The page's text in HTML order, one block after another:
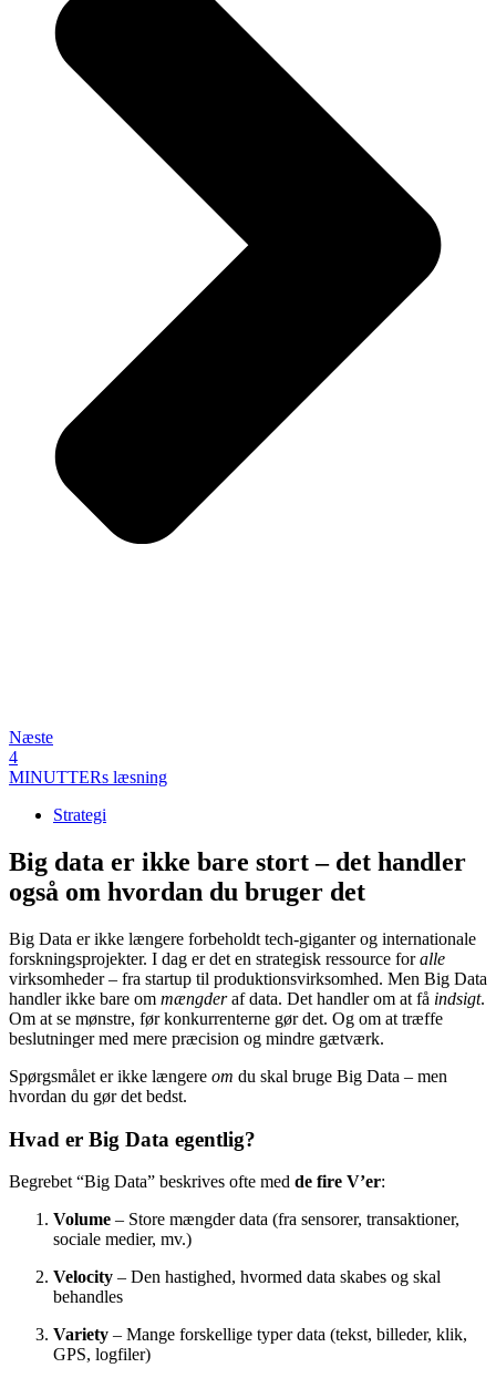
Næste
4
MINUTTERs læsning
Strategi
Big data er ikke bare stort – det handler
også om hvordan du bruger det
Big Data er ikke længere forbeholdt tech-giganter og internationale
forskningsprojekter. I dag er det en strategisk ressource foralle
virksomheder – fra startup til produktionsvirksomhed. Men Big Data
handler ikke bare om mængderaf data. Det handler om at få indsigt.
Om at se mønstre, før konkurrenterne gør det. Og om at træffe
beslutninger med mere præcision og mindre gætværk.
Spørgsmålet er ikke længere om du skal bruge Big Data – men
hvordan du gør det bedst.
Hvad er Big Data egentlig?
Begrebet “Big Data” beskrives ofte med de fire V’er:
Volume – Store mængder data (fra sensorer, transaktioner,
sociale medier, mv.)
Velocity – Den hastighed, hvormed data skabes og skal
behandles
Variety – Mange forskellige typer data (tekst, billeder, klik,
GPS, logfiler)